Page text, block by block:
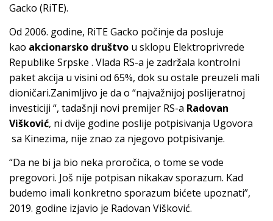
Gacko (RiTE).
Od 2006. godine, RiTE Gacko počinje da posluje
kao akcionarsko društvo u sklopu Elektroprivrede
Republike Srpske . Vlada RS-a je zadržala kontrolni
paket akcija u visini od 65%, dok su ostale preuzeli mali
dioničari.Zanimljivo je da o “najvažnijoj poslijeratnoj
investiciji “, tadašnji novi premijer RS-a Radovan
Višković, ni dvije godine poslije potpisivanja Ugovora
sa Kinezima, nije znao za njegovo potpisivanje.
“Da ne bi ja bio neka proročica, o tome se vode
pregovori. Još nije potpisan nikakav sporazum. Kad
budemo imali konkretno sporazum bićete upoznati”,
2019. godine izjavio je Radovan Višković.